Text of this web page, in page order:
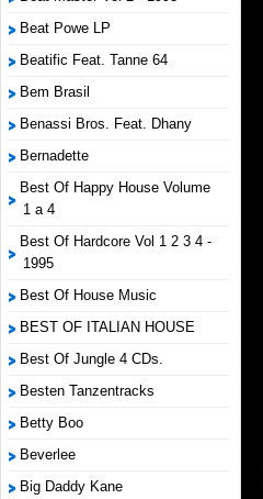
Beat Powe LP
Beatific Feat. Tanne 64
Bem Brasil
Benassi Bros. Feat. Dhany
Bernadette
Best Of Happy House Volume
1 a 4
Best Of Hardcore Vol 1 2 3 4 -
1995
Best Of House Music
BEST OF ITALIAN HOUSE
Best Of Jungle 4 CDs.
Besten Tanzentracks
Betty Boo
Beverlee
Big Daddy Kane